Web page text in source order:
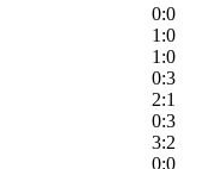
0:0
1:0
1:0
0:3
2:1
0:3
3:2
0:0